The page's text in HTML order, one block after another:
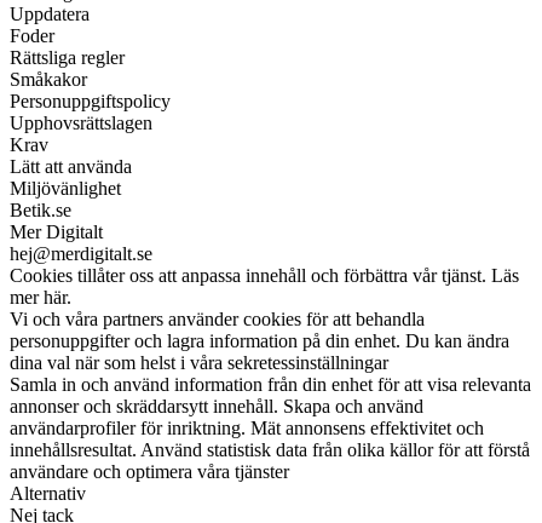
Uppdatera
Foder
Rättsliga regler
Småkakor
Personuppgiftspolicy
Upphovsrättslagen
Krav
Lätt att använda
Miljövänlighet
Betik.se
Mer Digitalt
hej@merdigitalt.se
Cookies tillåter oss att anpassa innehåll och förbättra vår tjänst. Läs
mer här.
Vi och våra partners använder cookies för att behandla
personuppgifter och lagra information på din enhet. Du kan ändra
dina val när som helst i våra sekretessinställningar
Samla in och använd information från din enhet för att visa relevanta
annonser och skräddarsytt innehåll. Skapa och använd
användarprofiler för inriktning. Mät annonsens effektivitet och
innehållsresultat. Använd statistisk data från olika källor för att förstå
användare och optimera våra tjänster
Alternativ
Nej tack